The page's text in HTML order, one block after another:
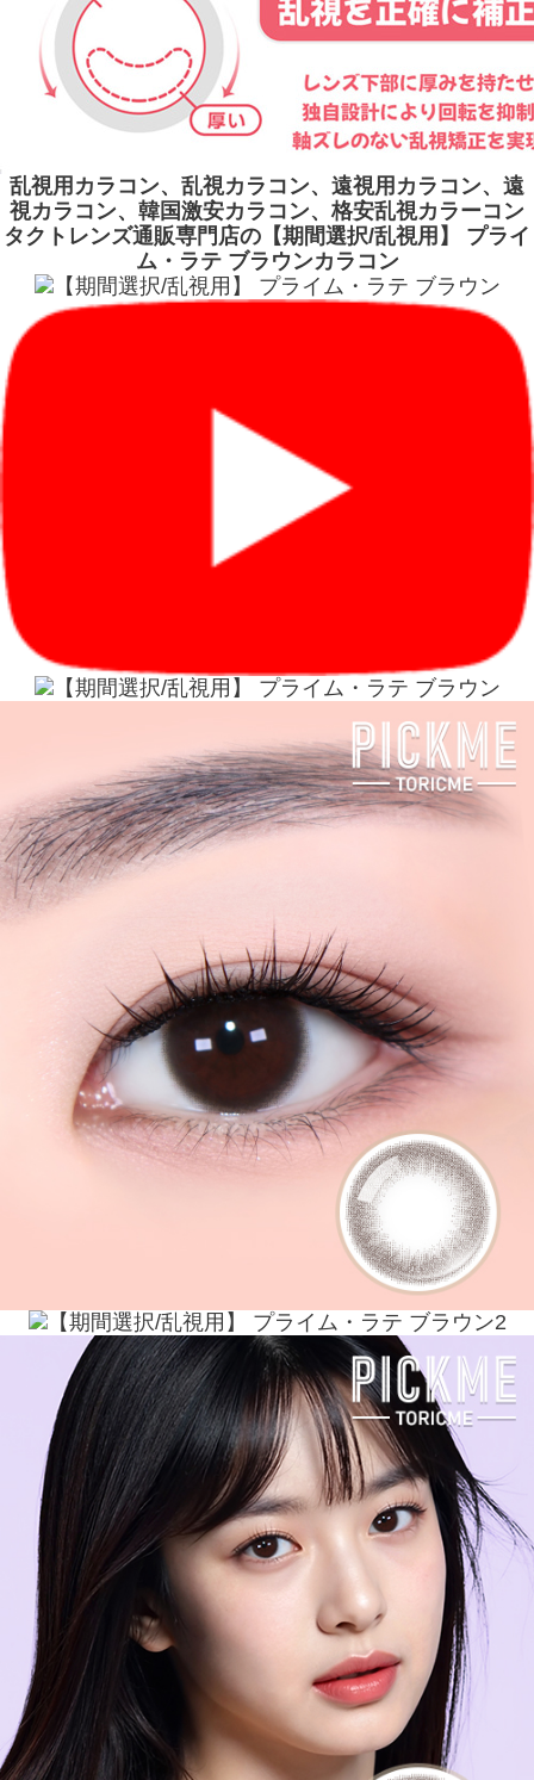
乱視用カラコン、乱視カラコン、遠視用カラコン、遠
視カラコン、韓国激安カラコン、格安乱視カラーコン
タクトレンズ通販専門店の【期間選択/乱視用】 プライ
ム・ラテ ブラウンカラコン